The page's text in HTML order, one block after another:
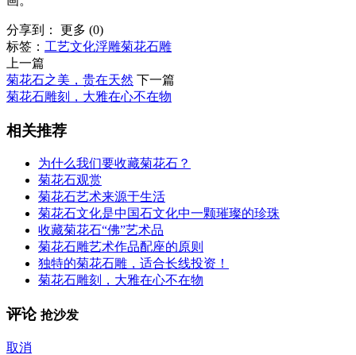
分享到： 更多 (0)
标签： 工艺文化浮雕菊花石雕
上一篇
菊花石之美，贵在天然 下一篇
菊花石雕刻，大雅在心不在物
相关推荐
为什么我们要收藏菊花石？
菊花石观赏
菊花石艺术来源于生活
菊花石文化是中国石文化中一颗璀璨的珍珠
收藏菊花石“佛”艺术品
菊花石雕艺术作品配座的原则
独特的菊花石雕，适合长线投资！
菊花石雕刻，大雅在心不在物
评论 抢沙发
取消